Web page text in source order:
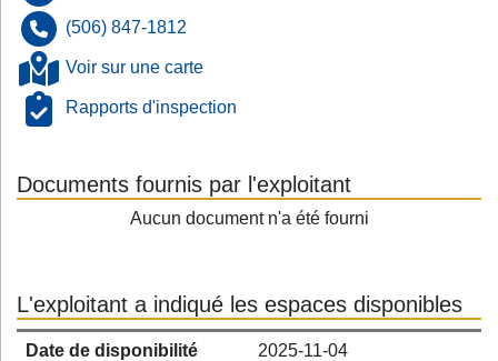
(506) 847-1812
Voir sur une carte
Rapports d'inspection
Documents fournis par l'exploitant
Aucun document n'a été fourni
L'exploitant a indiqué les espaces disponibles
Date de disponibilité
2025-11-04